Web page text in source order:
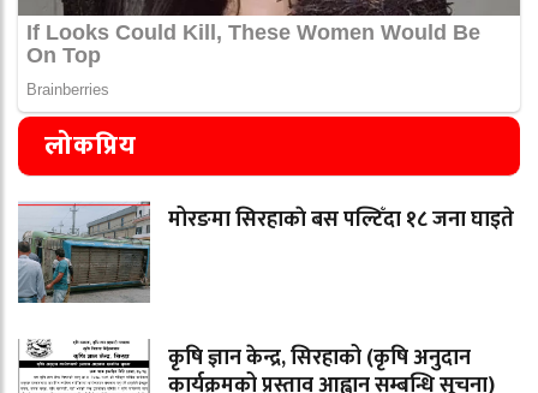
लोकप्रिय
मोरङमा सिरहाकाे बस पल्टिँदा १८ जना घाइते
कृषि ज्ञान केन्द्र, सिरहाको (कृषि अनुदान